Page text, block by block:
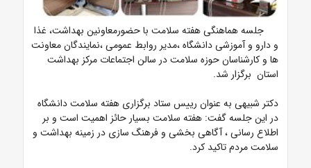
جلسه هماهنگی هفته سلامت با حضورمعاونین بهداشت، غذا
و دارو و آموزشی دانشگاه ،مدیر روابط عمومی ،نمایندگان معاونت
ها و کارشناسان حوزه سلامت در سالن اجتماعات مرکز بهداشت
استان برگزار شد.
دکتر شبیهی به عنوان رییس ستاد برگزاری هفته سلامت دانشگاه
در این جلسه گفت: هفته سلامت بسیار حائز اهمیت است و بر
اطلاع رسانی ، آگاهی بخشی و فرهنگ سازی در زمینه بهداشت و
سلامت مردم تاکید کرد.